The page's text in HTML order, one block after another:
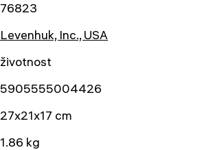
76823
Levenhuk, Inc., USA
životnost
5905555004426
27x21x17 cm
1.86 kg